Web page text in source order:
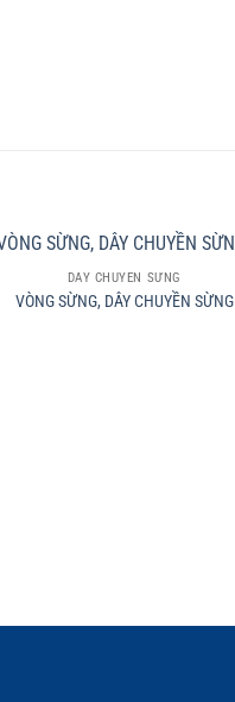
+
DÂY CHUYỀN SỪNG
VÒNG SỪNG, DÂY CHUYỀN SỪNG